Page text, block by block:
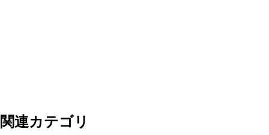
関連カテゴリ